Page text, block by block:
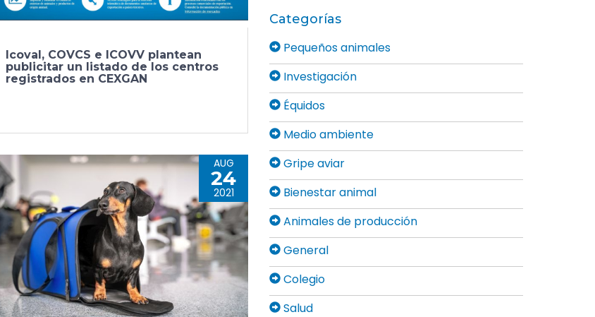
Icoval, COVCS e ICOVV plantean
publicitar un listado de los centros
registrados en CEXGAN
AUG
24
2021
Categorías
Pequeños animales
Investigación
Équidos
Medio ambiente
Gripe aviar
Bienestar animal
Animales de producción
General
Colegio
Salud